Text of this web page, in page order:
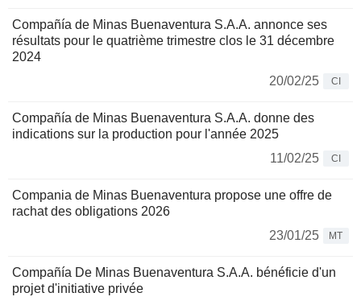
Compañía de Minas Buenaventura S.A.A. annonce ses
résultats pour le quatrième trimestre clos le 31 décembre
2024
20/02/25
CI
Compañía de Minas Buenaventura S.A.A. donne des
indications sur la production pour l'année 2025
11/02/25
CI
Compania de Minas Buenaventura propose une offre de
rachat des obligations 2026
23/01/25
MT
Compañía De Minas Buenaventura S.A.A. bénéficie d'un
projet d'initiative privée